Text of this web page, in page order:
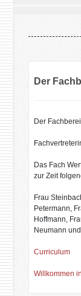
Der
Der
Das Fach
zur Zeit
Frau
Petermann,
Hoffmann,
Neumann
Curriculum
Willkommen